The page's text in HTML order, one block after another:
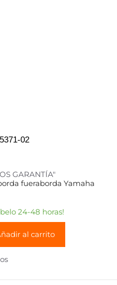
02
GARANTÍA"
fueraborda Yamaha
24-48 horas!
al carrito